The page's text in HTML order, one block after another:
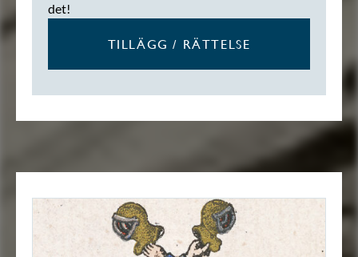
det!
TILLÄGG / RÄTTELSE